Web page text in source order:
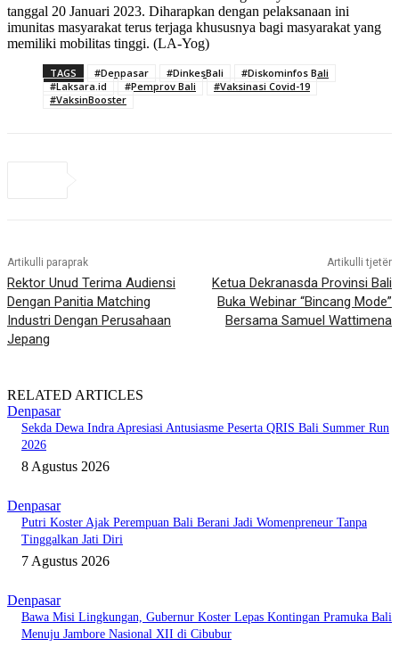
tanggal 20 Januari 2023. Diharapkan dengan pelaksanaan ini
imunitas masyarakat terus terjaga khususnya bagi masyarakat yang
memiliki mobilitas tinggi. (LA-Yog)
TAGS #Denpasar #DinkesBali
#Diskominfos Bali
#Laksara.id
#Pemprov Bali
#Vaksinasi Covid-19
#VaksinBooster
Artikulli paraprak
Rektor Unud Terima Audiensi
Dengan Panitia Matching
Industri Dengan Perusahaan
Jepang
Artikulli tjetër
Ketua Dekranasda Provinsi Bali
Buka Webinar “Bincang Mode”
Bersama Samuel Wattimena
RELATED ARTICLES
Denpasar
Sekda Dewa Indra Apresiasi Antusiasme Peserta QRIS Bali Summer Run
2026
8 Agustus 2026
Denpasar
Putri Koster Ajak Perempuan Bali Berani Jadi Womenpreneur Tanpa
Tinggalkan Jati Diri
7 Agustus 2026
Denpasar
Bawa Misi Lingkungan, Gubernur Koster Lepas Kontingan Pramuka Bali
Menuju Jambore Nasional XII di Cibubur